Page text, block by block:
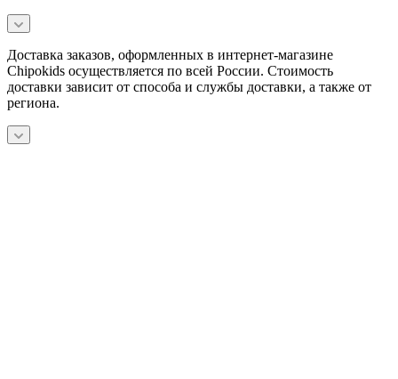
Доставка заказов, оформленных в интернет-магазине
Chipokids осуществляется по всей России. Стоимость
доставки зависит от способа и службы доставки, а также от
региона.